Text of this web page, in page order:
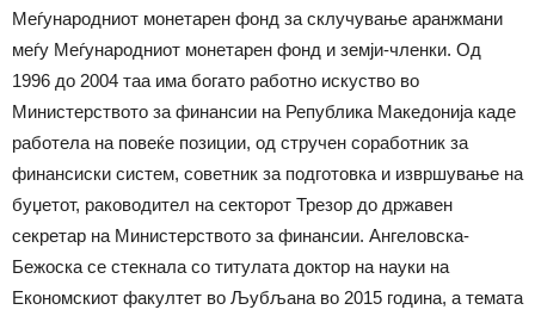
Меѓународниот монетарен фонд за склучување аранжмани
меѓу Меѓународниот монетарен фонд и земји-членки. Од
1996 до 2004 таа има богато работно искуство во
Министерството за финансии на Република Македонија каде
работела на повеќе позиции, од стручен соработник за
финансиски систем, советник за подготовка и извршување на
буџетот, раководител на секторот Трезор до државен
секретар на Министерството за финансии. Ангеловска-
Бежоска се стекнала со титулата доктор на науки на
Економскиот факултет во Љубљана во 2015 година, а темата